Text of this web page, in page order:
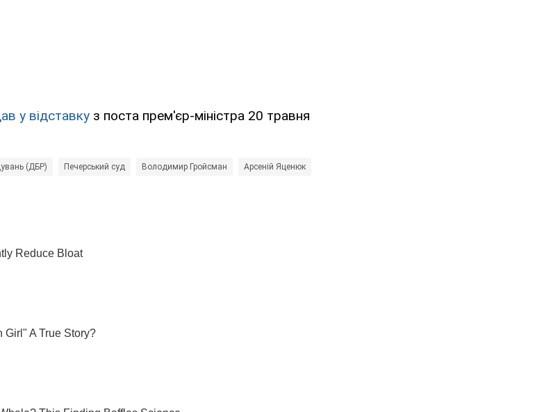
у відставку з поста прем'єр-міністра 20 травня
(ДБР) Печерський суд Володимир Гройсман Арсеній Яценюк